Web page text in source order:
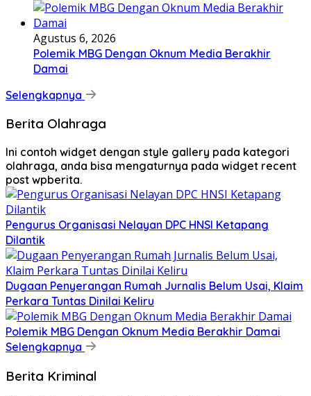
Agustus 6, 2026
Polemik MBG Dengan Oknum Media Berakhir
Damai
Selengkapnya
Berita Olahraga
Ini contoh widget dengan style gallery pada kategori
olahraga, anda bisa mengaturnya pada widget recent
post wpberita.
Pengurus Organisasi Nelayan DPC HNSI Ketapang
Dilantik
Dugaan Penyerangan Rumah Jurnalis Belum Usai, Klaim
Perkara Tuntas Dinilai Keliru
Polemik MBG Dengan Oknum Media Berakhir Damai
Selengkapnya
Berita Kriminal